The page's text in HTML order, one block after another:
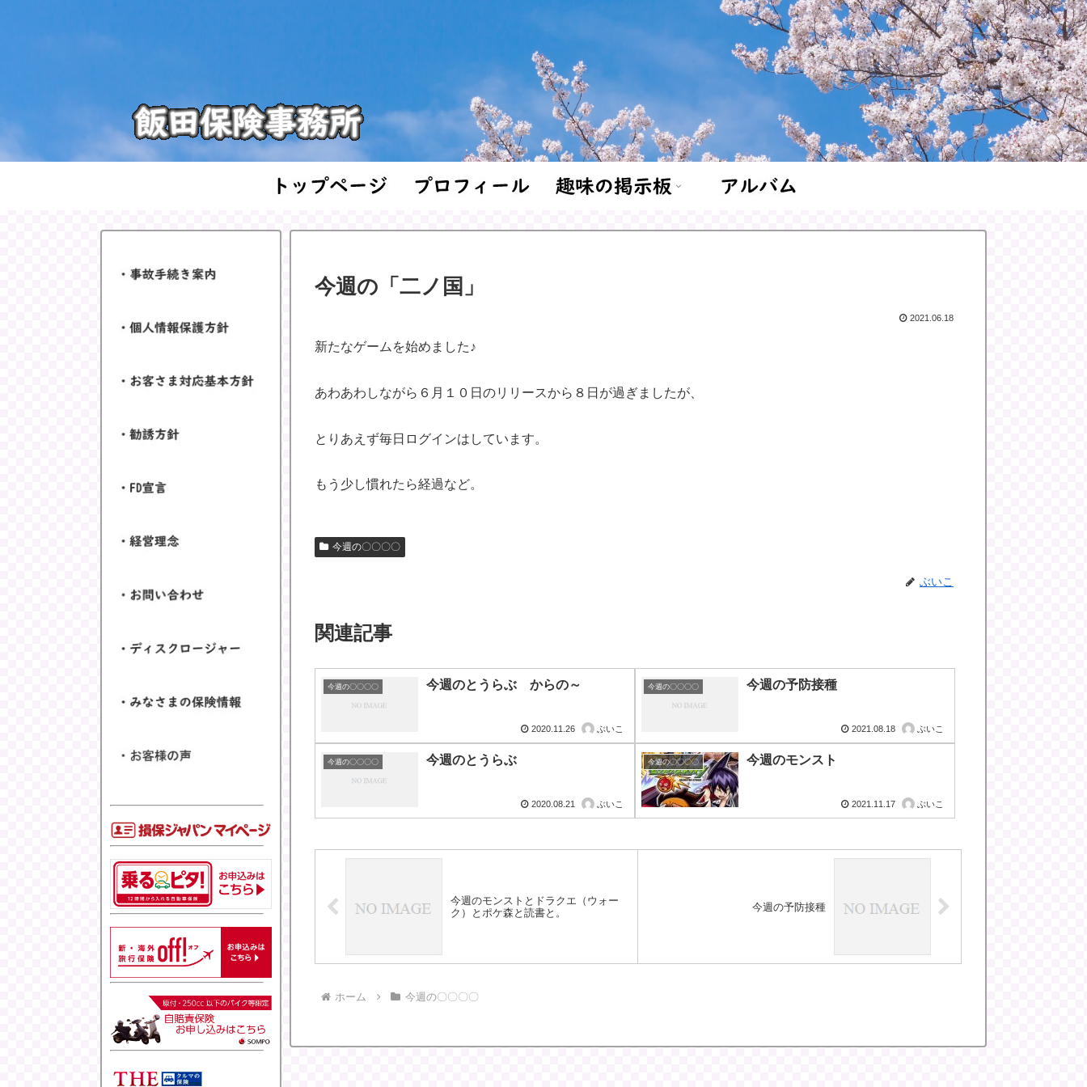
今週の「二ノ国」
2021.06.18
新たなゲームを始めました♪
あわあわしながら６月１０日のリリースから８日が過ぎましたが、
とりあえず毎日ログインはしています。
もう少し慣れたら経過など。
今週の〇〇〇〇
ぶいこ
関連記事
今週の〇〇〇〇 今週のとうらぶ からの～
2020.11.26 ぶいこ
今週の〇〇〇〇 今週の予防接種
2021.08.18 ぶいこ
今週の〇〇〇〇 今週のとうらぶ
2020.08.21 ぶいこ
今週の〇〇〇〇 今週のモンスト
2021.11.17 ぶいこ
今週のモンストとドラクエ（ウォー
ク）とポケ森と読書と。
今週の予防接種
ホーム 今週の〇〇〇〇